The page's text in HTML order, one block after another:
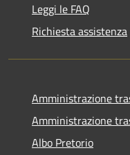
Leggi le FAQ
Richiesta assistenza
Amministrazione
Amministrazione
Albo Pretorio